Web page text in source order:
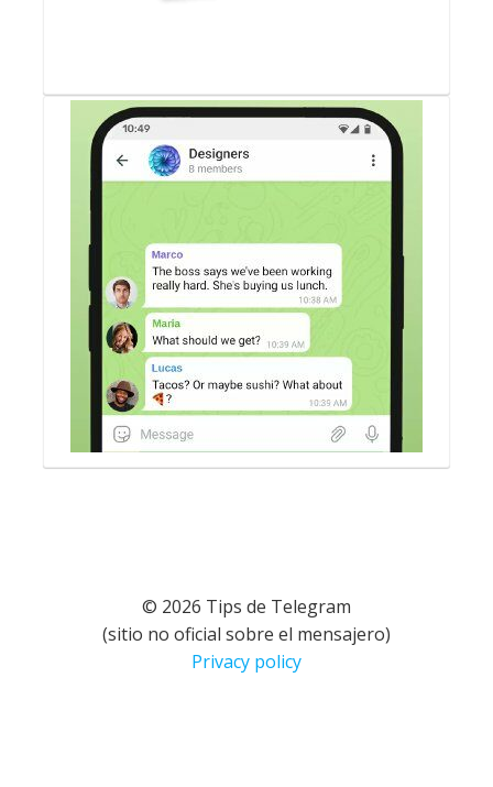
© 2026 Tips de Telegram
(sitio no oficial sobre el mensajero)
Privacy policy